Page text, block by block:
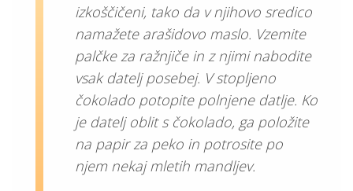
izkoščičeni, tako da v njihovo sredico
namažete arašidovo maslo. Vzemite
palčke za ražnjiče in z njimi nabodite
vsak datelj posebej. V stopljeno
čokolado potopite polnjene datlje. Ko
je datelj oblit s čokolado, ga položite
na papir za peko in potrosite po
njem nekaj mletih mandljev.